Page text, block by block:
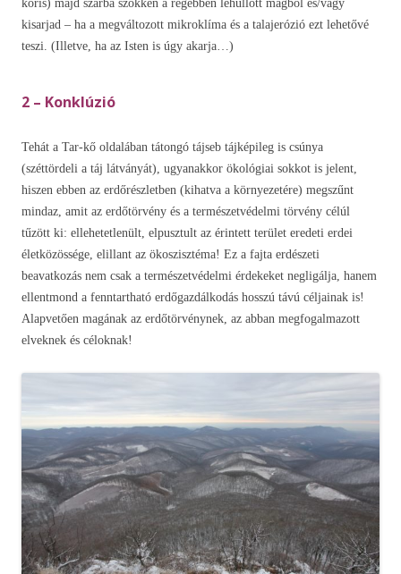
kőris) majd szárba szökken a régebben lehullott magból és/vagy
kisarjad – ha a megváltozott mikroklíma és a talajerózió ezt lehetővé
teszi. (Illetve, ha az Isten is úgy akarja…)
2 – Konklúzió
Tehát a Tar-kő oldalában tátongó tájseb tájképileg is csúnya
(széttördeli a táj látványát), ugyanakkor ökológiai sokkot is jelent,
hiszen ebben az erdőrészletben (kihatva a környezetére) megszűnt
mindaz, amit az erdőtörvény és a természetvédelmi törvény célúl
tűzött ki: ellehetetlenült, elpusztult az érintett terület eredeti erdei
életközössége, elillant az ökoszisztéma! Ez a fajta erdészeti
beavatkozás nem csak a természetvédelmi érdekeket negligálja, hanem
ellentmond a fenntartható erdőgazdálkodás hosszú távú céljainak is!
Alapvetően magának az erdőtörvénynek, az abban megfogalmazott
elveknek és céloknak!